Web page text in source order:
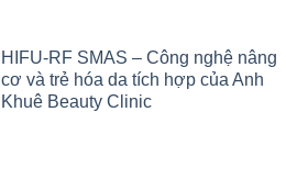
HIFU-RF SMAS – Công nghệ nâng
cơ và trẻ hóa da tích hợp của Anh
Khuê Beauty Clinic